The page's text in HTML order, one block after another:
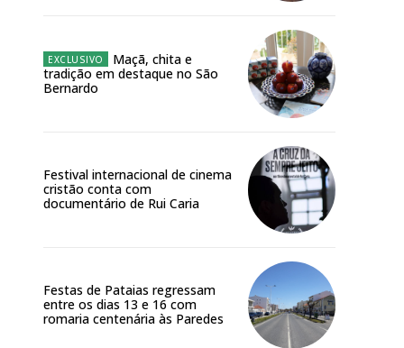
Maçã, chita e
tradição em destaque no São
Bernardo
Festival internacional de cinema
cristão conta com
documentário de Rui Caria
Festas de Pataias regressam
entre os dias 13 e 16 com
romaria centenária às Paredes